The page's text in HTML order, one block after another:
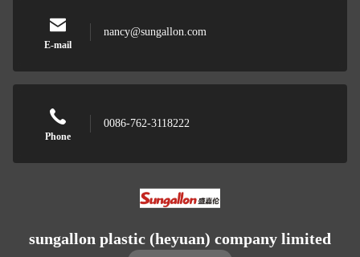
E-mail
nancy@sungallon.com
Phone
0086-762-3118222
sungallon plastic (heyuan) company limited